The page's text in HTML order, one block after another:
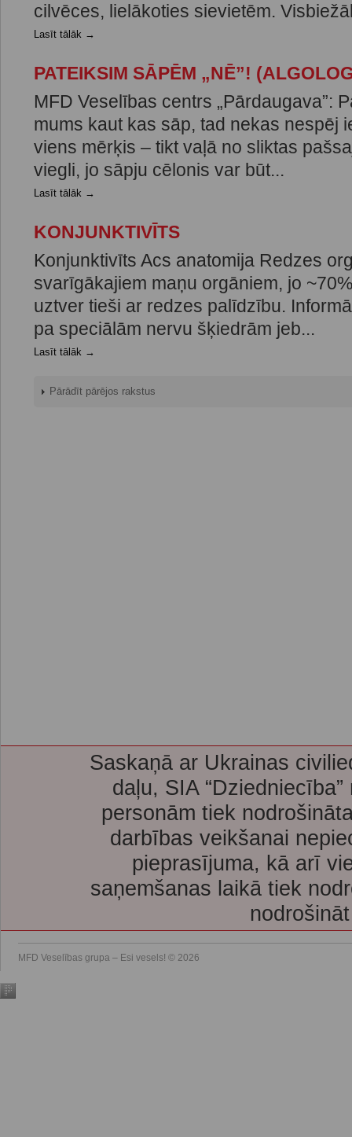
cilvēces, lielākoties sievietēm.
Lasīt tālāk →
PATEIKSIM SĀPĒM „NĒ”!
MFD Veselības centrs „Pārdaugava”:
mums kaut kas sāp, tad nekas nespēj
viens mērķis – tikt vaļā no sliktas
viegli, jo sāpju cēlonis var būt...
Lasīt tālāk →
KONJUNKTIVĪTS
Konjunktivīts Acs anatomija Redzes
svarīgākajiem maņu orgāniem, jo
uztver tieši ar redzes palīdzību.
pa speciālām nervu šķiedrām jeb...
Lasīt tālāk →
Pārādīt pārējos rakstus
Saskaņā ar Ukrainas
daļu, SIA
personām tiek
darbības veikšanai
pieprasījuma, kā arī
saņemšanas laikā tiek
MFD Veselības grupa – Esi vesels! © 2026